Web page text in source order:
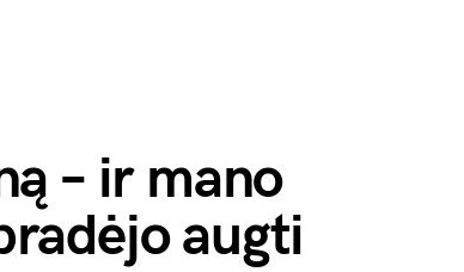
– ir mano
augti